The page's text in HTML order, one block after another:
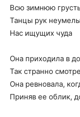
Всю зимнюю
Танцы рук
Нас ищущих чуда
Она приходила в
Так странно
Она ревновала,
Приняв ее облик,